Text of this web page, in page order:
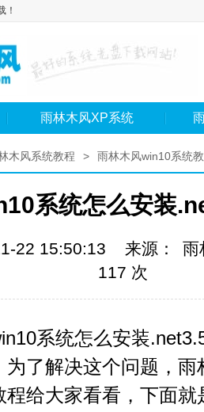
！
雨林木风XP系统
木风系统教程 > 雨林木风win10系统
系统怎么安装
22 15:50:13 来源：
雨
117 次
系统怎么安装
为了解决这个问题，
给大家看看，下面就